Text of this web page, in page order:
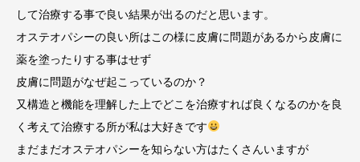
して治療する事で良い結果が出るのだと思います。
オステオパシーの良い所はこの様に皮膚に問題があるから皮膚に
薬を塗ったりする事はせず
皮膚に問題がなぜ起こっているのか？
又構造と機能を理解した上でどこを治療すれば良くなるのかを良
く考えて治療する所が私は大好きです
まだまだオステオパシーを知らない方はたくさんいますが